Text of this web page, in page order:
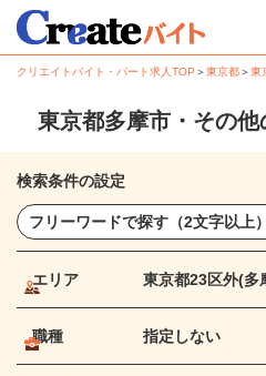
クリエイトバイト・パート求人TOP ＞東京都＞東
東京都多摩市・その
検索条件の設定
エリア 東京都23区外(多
職種 指定しない